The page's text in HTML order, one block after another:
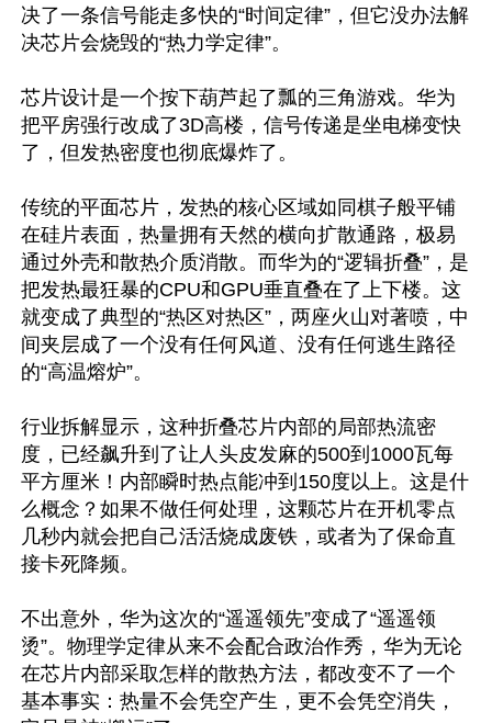
决了一条信号能走多快的“时间定律”，但它没办法解
决芯片会烧毁的“热力学定律”。
芯片设计是一个按下葫芦起了瓢的三角游戏。华为
把平房强行改成了3D高楼，信号传递是坐电梯变快
了，但发热密度也彻底爆炸了。
传统的平面芯片，发热的核心区域如同棋子般平铺
在硅片表面，热量拥有天然的横向扩散通路，极易
通过外壳和散热介质消散。而华为的“逻辑折叠”，是
把发热最狂暴的CPU和GPU垂直叠在了上下楼。这
就变成了典型的“热区对热区”，两座火山对著喷，中
间夹层成了一个没有任何风道、没有任何逃生路径
的“高温熔炉”。
行业拆解显示，这种折叠芯片内部的局部热流密
度，已经飙升到了让人头皮发麻的500到1000瓦每
平方厘米！内部瞬时热点能冲到150度以上。这是什
么概念？如果不做任何处理，这颗芯片在开机零点
几秒内就会把自己活活烧成废铁，或者为了保命直
接卡死降频。
不出意外，华为这次的“遥遥领先”变成了“遥遥领
烫”。物理学定律从来不会配合政治作秀，华为无论
在芯片内部采取怎样的散热方法，都改变不了一个
基本事实：热量不会凭空产生，更不会凭空消失，